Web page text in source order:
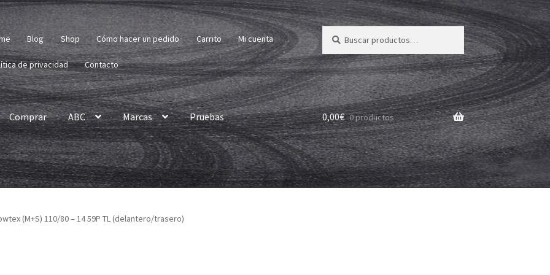
Blog Shop Cómo hacer un pedido Carrito Mi cuenta
de privacidad Contacto
Buscar
por:
Buscar
Comprar ABC Marcas Pruebas 0,00€ 0 productos
(M+S) 110/80 – 14 59P TL (delantero/trasero)